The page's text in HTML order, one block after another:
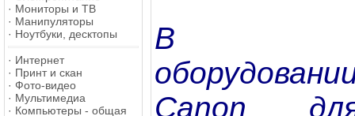
· Мониторы и ТВ
· Манипуляторы
· Ноутбуки, десктопы
· Интернет
· Принт и скан
· Фото-видео
· Мультимедиа
· Компьютеры - общая
В
Canon